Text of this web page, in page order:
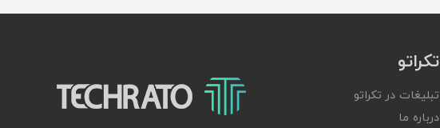
تکراتو
تبلیغات در تکراتو
درباره ما
تکراتو – زندگی با تکنولوژی